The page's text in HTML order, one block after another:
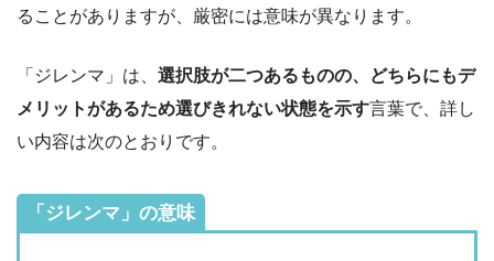
ることがありますが、厳密には意味が異なります。
「ジレンマ」は、 選択肢が二つあるものの、どちらにもデ
メリットがあるため選びきれない状態を示す言葉で、詳し
い内容は次のとおりです。
「ジレンマ」の意味